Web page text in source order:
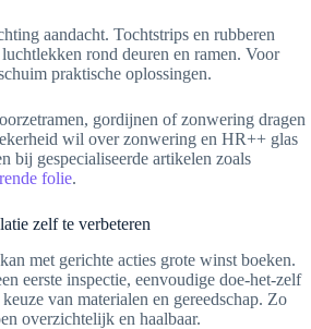
aandacht. Tochtstrips en rubberen
rond deuren en ramen. Voor
praktische oplossingen.
gordijnen of zonwering dragen
wil over zonwering en HR++ glas
bij gespecialiseerde artikelen zoals
folie.
zelf te verbeteren
met gerichte acties grote winst boeken.
eerste inspectie, eenvoudige doe-het-zelf
van materialen en gereedschap. Zo
overzichtelijk en haalbaar.